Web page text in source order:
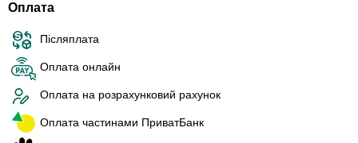
Оплата
Післяплата
Оплата онлайн
Оплата на розрахунковий рахунок
Оплата частинами ПриватБанк